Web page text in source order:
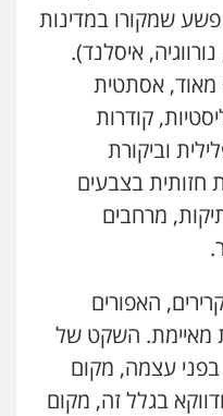
שמקורו במדינות
איסלנד).
מאוד, אסתטית
קודרות
וביקורת
חזותית בצבעים
מרחבים
האפורים
מאיימת. השקט של
בפני עצמה, מקום
בגלל זה, מקום